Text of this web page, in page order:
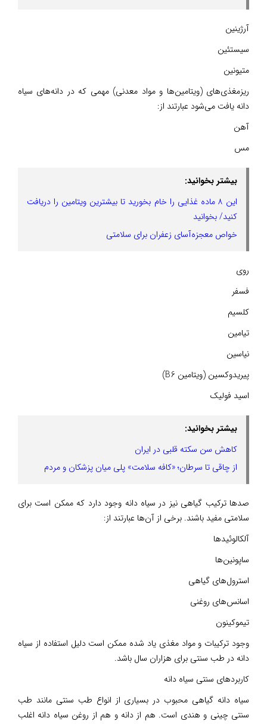
آرژینین
سیستئین
متیونین
ریزمغذی‌های (ویتامین‌ها و مواد معدنی) مهمی که در دانه‌های سیاه
دانه یافت می‌شود عبارتند از:
آهن
مس
بیشتر بخوانید:
این ۸ ماده غذایی را خام بخورید تا بیشترین ویتامین را دریافت
کنید/ بخوانید
خواص معجزه‌آسای زعفران برای سلامتی
روی
فسفر
کلسیم
تیامین
نیاسین
پیریدوکسین (ویتامین B6)
اسید فولیک
بیشتر بخوانید:
کاهش سن سکته قلبی در ایران
از چاقی تا سرطان؛ «کافه سلامت» پلی میان پزشکان و مردم
صدها ترکیب گیاهی نیز در سیاه دانه وجود دارد که ممکن است برای
سلامتی مفید باشند. برخی از آن‌ها عبارتند از:
آلکالوئیدها
ساپونین‌ها
استرول‌های گیاهی
اسانس‌های روغنی
تیموکینون
وجود ترکیبات و مواد مغذی یاد شده ممکن است دلیل استفاده از سیاه
دانه در طب سنتی برای هزاران سال باشد.
کاربردهای سنتی سیاه دانه
سیاه دانه گیاهی محبوب در بسیاری از انواع طب سنتی مانند طب
سنتی چینی و هندی است. هم از دانه و هم از روغن سیاه دانه اغلب